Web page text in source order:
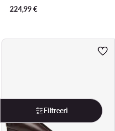
224,99€
Filtreeri